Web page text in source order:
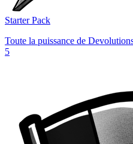
Starter Pack
Toute la puissance de
5